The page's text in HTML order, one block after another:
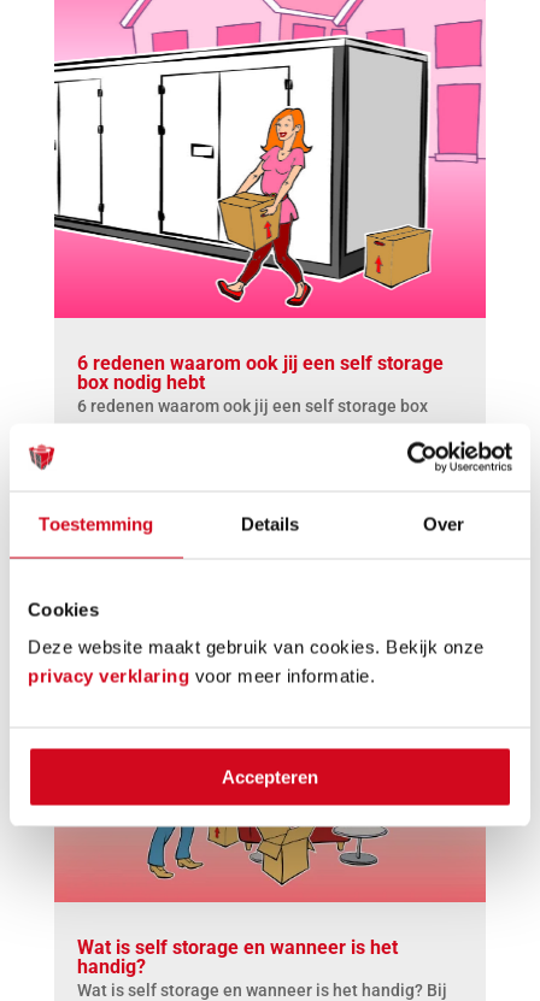
Toestemming Details Over
Cookies
Deze website maakt gebruik van cookies. Bekijk onze
privacy verklaring voor meer informatie.
Accepteren
6 redenen waarom ook jij een self storage
box nodig hebt
6 redenen waarom ook jij een self storage box
over gehad. Er zijn legio redenen te bedenken
In dit blog behandelen we er zes.Werken vanuit
Wat is self storage en wanneer is het
handig?
Wat is self storage en wanneer is het handig? Bij